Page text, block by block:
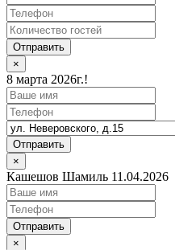
Отправить
×
8 марта 2026г.!
Отправить
×
Кашешов Шамиль 11.04.2026
Отправить
×